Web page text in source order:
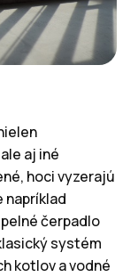
aj iné
hoci vyzerajú
napríklad
čerpadlo
systém
kotlov a vodné